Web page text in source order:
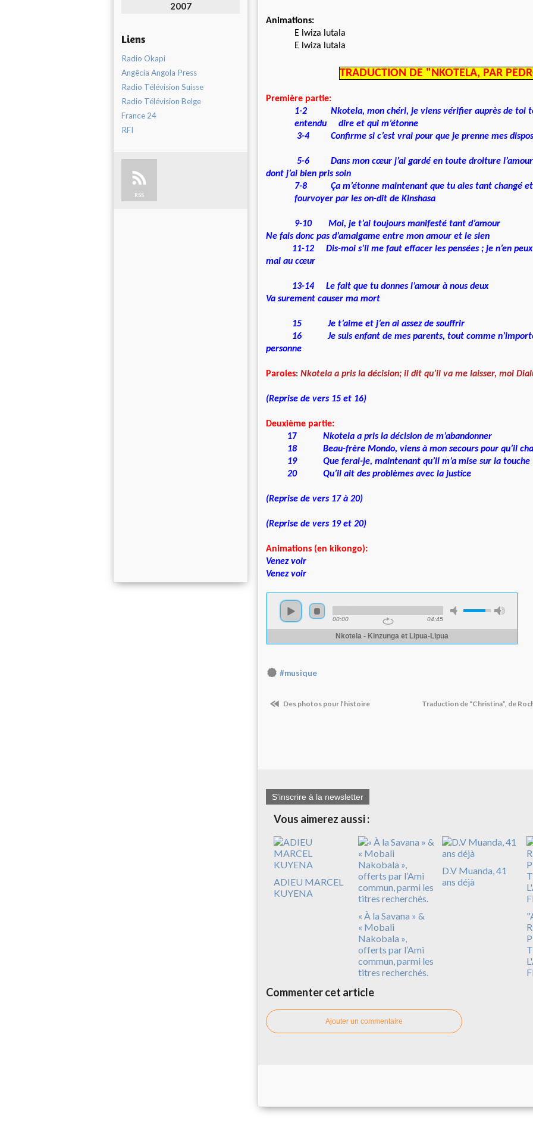
2007
Liens
Radio Okapi
Angêcia Angola Press
Radio Télévision Suisse
Radio Télévision Belge
France 24
RFI
RSS
Animations:
E lwiza lutala
E lwiza lutala
TRADUCTION DE "NKOTELA, PAR
Première partie:
1-2
Nkotela, mon chéri, je viens vérifier auprès de
entendu dire et qui m’étonne
3-4
Confirme si c’est vrai pour que je prenne mes
5-6
Dans mon cœur j’ai gardé en toute droiture
dont j’ai bien pris soin
7-8
Ça m’étonne maintenant que tu aies tant changé
fourvoyer par les on-dit de Kinshasa
9-10
Moi, je t’ai toujours manifesté tant d’amour
Ne fais donc pas d’amalgame entre mon amour et le sien
11-12
Dis-moi s’il me faut effacer les pensées ; je n’en
mal au cœur
13-14
Le fait que tu donnes l’amour à nous deux
Va surement causer ma mort
15
Je t’aime et j’en ai assez de souffrir
16
Je suis enfant de mes parents, tout comme
personne
Paroles: Nkotela a pris la décision; il dit qu’il va me laisser, moi
(Reprise de vers 15 et 16)
Deuxième partie:
17
Nkotela a pris la décision de m’abandonner
18
Beau-frère Mondo, viens à mon secours pour qu’il
19
Que ferai-je, maintenant qu’il m’a mise sur la touche
20
Qu’il ait des problèmes avec la justice
(Reprise de vers 17 à 20)
(Reprise de vers 19 et 20)
Animations (en kikongo):
Venez voir
Venez voir
#musique
Des photos pour l’histoire Traduction de “Christina”, de
S'inscrire à la newsletter
Vous aimerez aussi :
ADIEU MARCEL
KUYENA
« À la Savana » &
« Mobali
Nakobala »,
offerts par l’Ami
commun, parmi les
titres recherchés.
D.V Muanda, 41
ans déjà
Commenter cet article
Ajouter un commentaire